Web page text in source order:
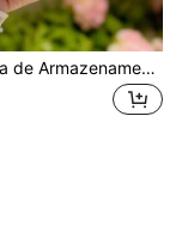
1 Peça Caixa de Armazenamento Quadrada Multifuncional, Cilindro de Armazenamento de Pincéis de Maquiagem e Cosméticos com Strass Artificial Cintilante de Luxo Tipo Pressão, Organizador de Penteadeira para Sala de Estar e Banheiro, Presente